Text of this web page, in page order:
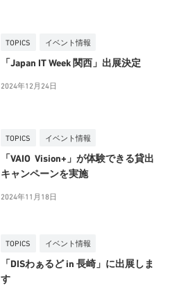
TOPICS イベント情報
「Japan IT Week 関西」出展決定
2024年12月24日
TOPICS イベント情報
「VAIO Vision+」が体験できる貸出
キャンペーンを実施
2024年11月18日
TOPICS イベント情報
「DISわぁるど in 長崎」に出展しま
す